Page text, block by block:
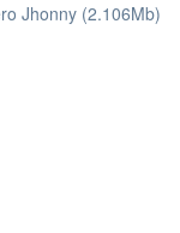
Jhonny (2.106Mb)